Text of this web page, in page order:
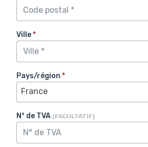
Ville*
Pays/région *
France
N° de TVA (FACULTATIF)